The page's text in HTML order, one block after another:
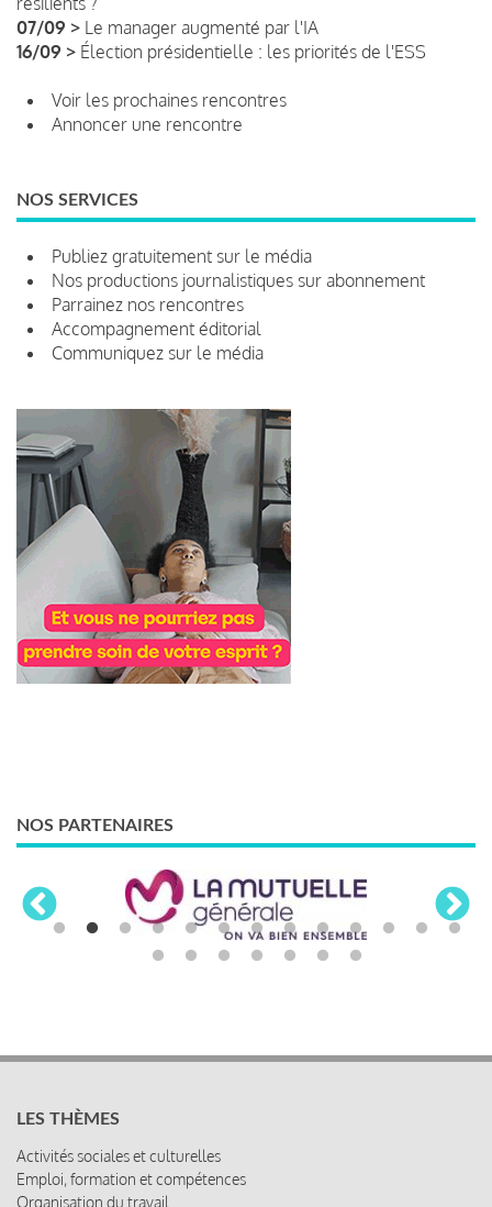
07/09 > Le manager augmenté par l'IA
16/09 > Élection présidentielle : les priorités de l'ESS
Voir les prochaines rencontres
Annoncer une rencontre
NOS SERVICES
Publiez gratuitement sur le média
Nos productions journalistiques sur abonnement
Parrainez nos rencontres
Accompagnement éditorial
Communiquez sur le média
NOS PARTENAIRES
LES THÈMES
Activités sociales et culturelles
Emploi, formation et compétences
Organisation du travail